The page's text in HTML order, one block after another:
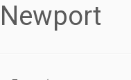
content
Newport